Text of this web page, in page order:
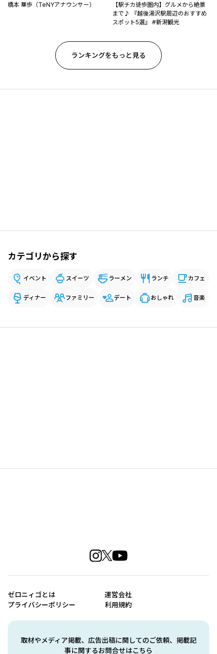
橋本 華歩（TeNYアナウンサー）
【駅チカ徒歩圏内】グルメから絶景
まで♪ 『越後湯沢駅周辺のおすすめ
スポット5選』 #新潟観光
ランキングをもっと見る
カテゴリから探す
イベント スイーツ ラーメン ランチ カフェ
ディナー ファミリー デート おしゃれ 音楽
取材やメディア掲載、広告出稿に関してのご依頼、掲載記
事に関するお問合せはこちら
ゼロニィゴとは
運営会社
プライバシーポリシー
利用規約